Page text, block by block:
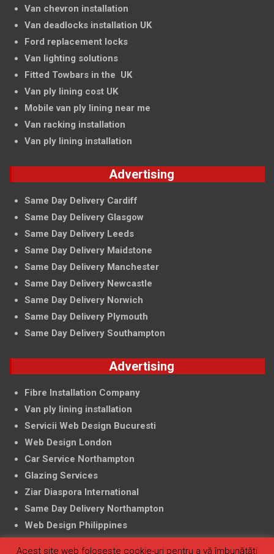
Van chevron installation
Van deadlocks installation UK
Ford replacement locks
Van lighting solutions
Fitted Towbars in the UK
Van ply lining cost UK
Mobile van ply lining near me
Van racking installation
Van ply lining installation
Advertising
Same Day Delivery Cardiff
Same Day Delivery Glasgow
Same Day Delivery Leeds
Same Day Delivery Maidstone
Same Day Delivery Manchester
Same Day Delivery Newcastle
Same Day Delivery Norwich
Same Day Delivery Plymouth
Same Day Delivery Southampton
Advertising
Fibre Installation Company
Van ply lining installation
Servicii Web Design Bucuresti
Web Design London
Car Service Northampton
Glazing Services
Ziar Diaspora International
Same Day Delivery Northampton
Web Design Philippines
Acest site web folosește cookie-uri pentru a vă îmbunătăți